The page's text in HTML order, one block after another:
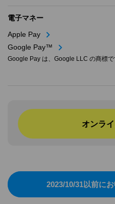
電子マネー
Apple Pay
Google Pay™
Google Pay は、Google LLC の商標で
オンラ
2023/10/31以前に